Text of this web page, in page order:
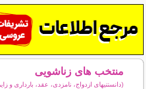
منتخب های زناشویی
(دانستنیهای ازدواج، نامزدی، عقد، بارداری و